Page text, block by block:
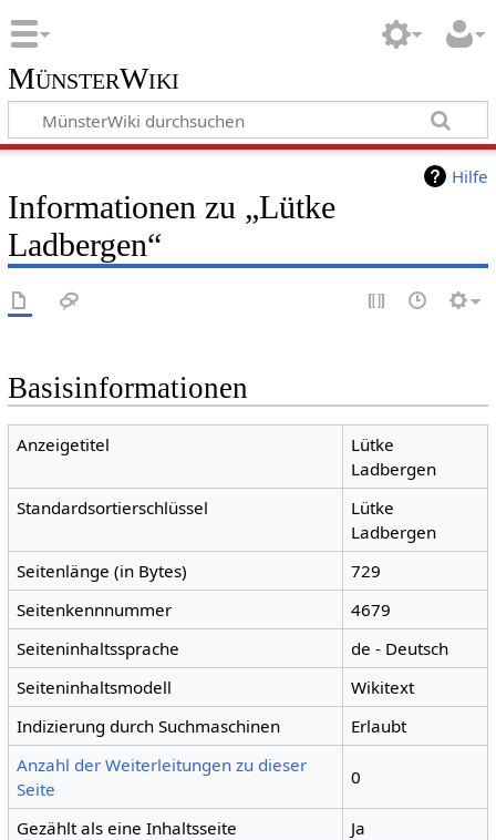
MünsterWiki
Hilfe
Informationen zu „Lütke
Ladbergen“
Basisinformationen
Anzeigetitel
Lütke
Ladbergen
Standardsortierschlüssel
Lütke
Ladbergen
Seitenlänge (in Bytes)
729
Seitenkennnummer
4679
Seiteninhaltssprache
de - Deutsch
Seiteninhaltsmodell
Wikitext
Indizierung durch Suchmaschinen
Erlaubt
Anzahl der Weiterleitungen zu dieser
Seite
0
Gezählt als eine Inhaltsseite Ja